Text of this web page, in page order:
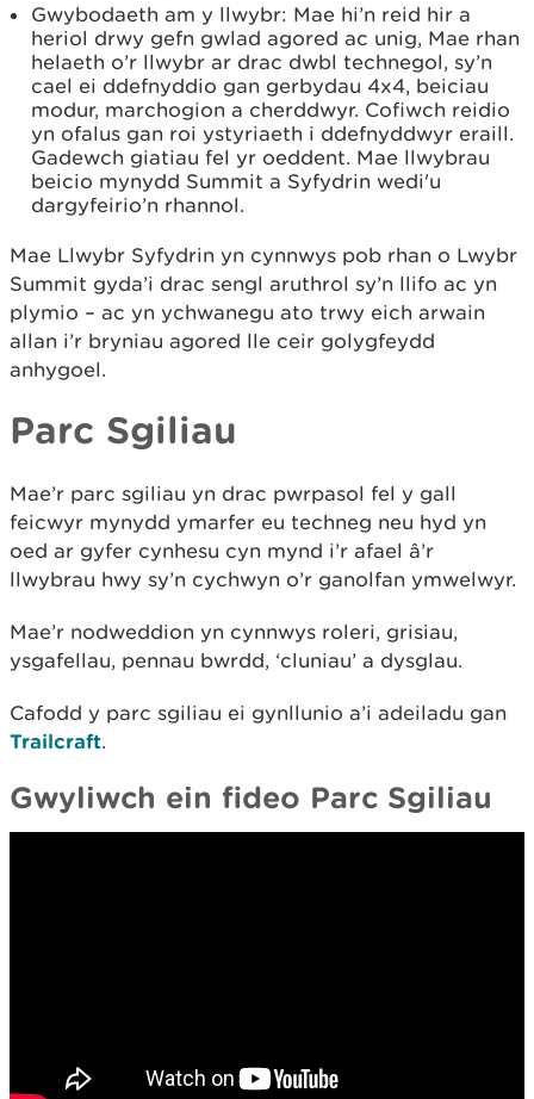
Gwybodaeth am y llwybr: Mae hi’n reid hir a
heriol drwy gefn gwlad agored ac unig, Mae rhan
helaeth o’r llwybr ar drac dwbl technegol, sy’n
cael ei ddefnyddio gan gerbydau 4x4, beiciau
modur, marchogion a cherddwyr. Cofiwch reidio
yn ofalus gan roi ystyriaeth i ddefnyddwyr eraill.
Gadewch giatiau fel yr oeddent. Mae llwybrau
beicio mynydd Summit a Syfydrin wedi'u
dargyfeirio’n rhannol.
Mae Llwybr Syfydrin yn cynnwys pob rhan o Lwybr
Summit gyda’i drac sengl aruthrol sy’n llifo ac yn
plymio – ac yn ychwanegu ato trwy eich arwain
allan i’r bryniau agored lle ceir golygfeydd
anhygoel.
Parc Sgiliau
Mae’r parc sgiliau yn drac pwrpasol fel y gall
feicwyr mynydd ymarfer eu techneg neu hyd yn
oed ar gyfer cynhesu cyn mynd i’r afael â’r
llwybrau hwy sy’n cychwyn o’r ganolfan ymwelwyr.
Mae’r nodweddion yn cynnwys roleri, grisiau,
ysgafellau, pennau bwrdd, ‘cluniau’ a dysglau.
Cafodd y parc sgiliau ei gynllunio a’i adeiladu gan
Trailcraft.
Gwyliwch ein fideo Parc Sgiliau